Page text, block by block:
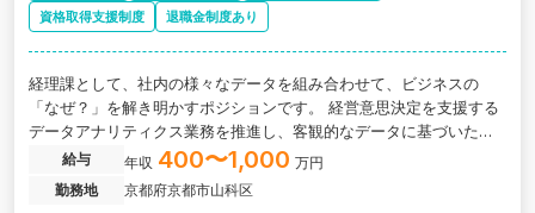
資格取得支援制度
退職金制度あり
経理課として、社内の様々なデータを組み合わせて、ビジネスの
「なぜ？」を解き明かすポジションです。 経営意思決定を支援する
データアナリティクス業務を推進し、客観的なデータに基づいたビ
ジネス判断のサポートや、各種施策における因果関係の特定、およ
び統計的手法を用いた効果検証をお任せします。京都府京都市にあ
る、中華料理レストランチェーン「餃子の王将」を運営している東
給与 年収 400〜1,000 万円
勤務地
京都府京都市山科区